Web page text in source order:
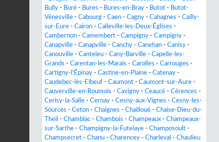
Bully - Buré - Bures - Bures-en-Bray - Butot - Butot-
Vénesville - Cabourg - Caen - Cagny - Cahagnes - Cailly-
sur-Eure - Cairon - Calleville-les-Deux-Églises -
Cambernon - Camembert - Campigny - Campigny -
Canapville - Canapville - Canchy - Canehan - Canisy -
Canouville - Canteleu - Cany-Barville - Capelle-les-
Grands - Carentan-les-Marais - Carolles - Carrouges -
Cartigny-l'Épinay - Castine-en-Plaine - Catenay -
Caudebec-lès-Elbeuf - Caumont - Caumont-sur-Aure -
Cauverville-en-Roumois - Cavigny - Ceaucé - Cérences -
Cerisy-la-Salle - Cernay - Cesny-aux-Vignes - Cesny-les-
Sources - Ceton - Chaignes - Chailloué - Chaise-Dieu-du-
Theil - Chamblac - Chambois - Champeaux - Champeaux-
sur-Sarthe - Champigny-la-Futelaye - Champosoult -
Champsecret - Chanu - Charencey - Charleval - Chaulieu